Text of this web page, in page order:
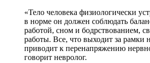
«Тело человека физиологически
в норме он должен соблюдать
работой, сном и бодрствованием,
работы. Все, что выходит за рамки
приводит к перенапряжению
говорит невролог.